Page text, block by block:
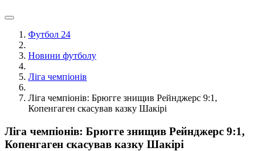
Футбол 24
Новини футболу
Ліга чемпіонів
Ліга чемпіонів: Брюгге знищив Рейнджерс 9:1,
Копенгаген скасував казку Шакірі
Ліга чемпіонів: Брюгге знищив Рейнджерс 9:1,
Копенгаген скасував казку Шакірі